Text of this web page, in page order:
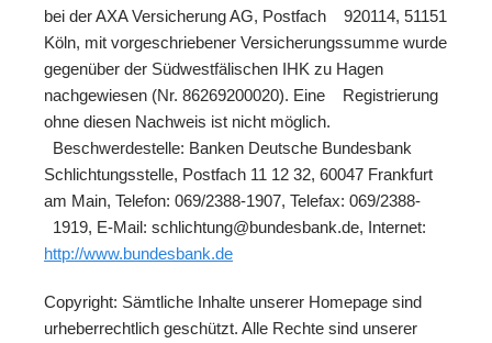
bei der AXA Versicherung AG, Postfach 920114, 51151
Köln, mit vorgeschriebener Versicherungssumme wurde
gegenüber der Südwestfälischen IHK zu Hagen
nachgewiesen (Nr. 86269200020). Eine Registrierung
ohne diesen Nachweis ist nicht möglich.
Beschwerdestelle: Banken Deutsche Bundesbank
Schlichtungsstelle, Postfach 11 12 32, 60047 Frankfurt
am Main, Telefon: 069/2388-1907, Telefax: 069/2388-
1919, E-Mail: schlichtung@bundesbank.de, Internet:
http://www.bundesbank.de
Copyright: Sämtliche Inhalte unserer Homepage sind
urheberrechtlich geschützt. Alle Rechte sind unserer